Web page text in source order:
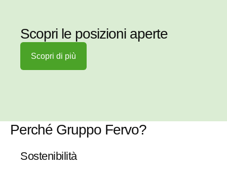
Scopri le posizioni aperte
Scopri di più
Perché Gruppo Fervo?
Sostenibilità